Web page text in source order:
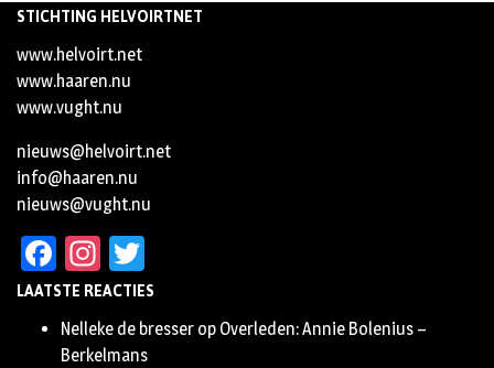
STICHTING HELVOIRTNET
www.helvoirt.net
www.haaren.nu
www.vught.nu
nieuws@helvoirt.net
info@haaren.nu
nieuws@vught.nu
Facebook
Instagram
LAATSTE REACTIES
Nelleke de bresser op Overleden: Annie Bolenius –
Berkelmans